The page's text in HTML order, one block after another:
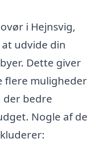
i Hejnsvig,
udvide din
Dette giver
flere muligheder
der bedre
Nogle af de